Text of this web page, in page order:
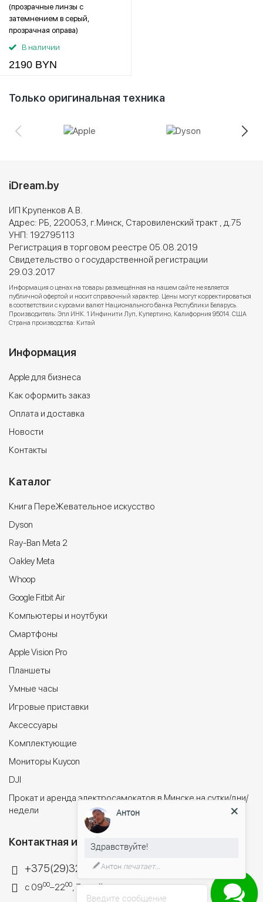
(прозрачные линзы с
затемнением в серый,
прозрачная оправа)
В наличии
2190 BYN
Только оригинальная техника
iDream.by
ИП Крупенков А.В.
Адрес: РБ, 220053, г.Минск, Старовиленский тракт , д.75
УНП: 192795113
Регистрация в торговом реестре 05.08.2019
Свидетельство о государственной регистрации
29.03.2017
Информация о ценах на товары размещённая на нашем сайте не является
публичной офертой и носит справочный характер. Цены могут корректироваться
в соответствии с курсами валют Национального банка Республики Беларусь.
Производитель: Эпл ИНК. 1 Инфинити Луп, Купертино, Калифорния 95014. США
Страна производства: Китай
Информация
Apple для бизнеса
Как оформить заказ
Оплата и доставка
Новости
Контакты
Каталог
Книга ПереЖевательное искусство
Dyson
Ray-Ban Meta 2
Oakley Meta
Whoop
Google Fitbit Air
Компьютеры и ноутбуки
Cмартфоны
Apple Vision Pro
Планшеты
Умные часы
Игровые приставки
Аксессуары
Комплектующие
Мониторы Kuycon
DJI
Прокат и аренда электросамокатов в Минске на сутки/дни/
недели
Контактная информация
+375(29)324-44-34
с 0900–2200, 7 дней в неделю
Введите сообщение
Антон
Здравствуйте!
Антон печатает...